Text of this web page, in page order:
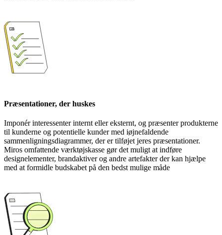
Præsentationer, der huskes
Imponér interessenter internt eller eksternt, og præsenter produkterne
til kunderne og potentielle kunder med iøjnefaldende
sammenligningsdiagrammer, der er tilføjet jeres præsentationer.
Miros omfattende værktøjskasse gør det muligt at indføre
designelementer, brandaktiver og andre artefakter der kan hjælpe
med at formidle budskabet på den bedst mulige måde